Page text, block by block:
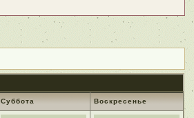
Суббота Воскресенье